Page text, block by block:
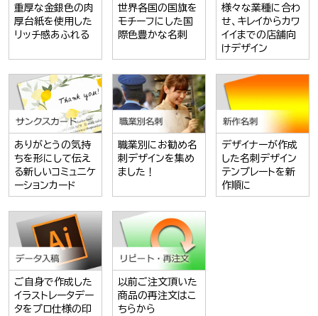
重厚な金銀色の肉
厚台紙を使用した
リッチ感あふれる
世界各国の国旗を
モチーフにした国
際色豊かな名刺
様々な業種に合わ
せ、キレイからカワ
イイまでの店舗向
けデザイン
ありがとうの気持
ちを形にして伝え
る新しいコミュニケ
ーションカード
職業別にお勧め名
刺デザインを集め
ました！
デザイナーが作成
した名刺デザイン
テンプレートを新
作順に
ご自身で作成した
イラストレータデー
タをプロ仕様の印
以前ご注文頂いた
商品の再注文はこ
ちらから